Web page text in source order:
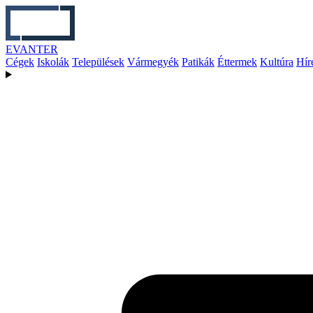
EVANTER
Cégek Iskolák Települések Vármegyék Patikák Éttermek Kultúra